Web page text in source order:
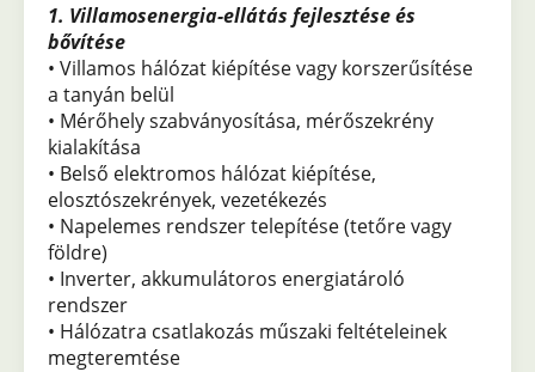
1. Villamosenergia-ellátás fejlesztése és
bővítése
• Villamos hálózat kiépítése vagy korszerűsítése
a tanyán belül
• Mérőhely szabványosítása, mérőszekrény
kialakítása
• Belső elektromos hálózat kiépítése,
elosztószekrények, vezetékezés
• Napelemes rendszer telepítése (tetőre vagy
földre)
• Inverter, akkumulátoros energiatároló
rendszer
• Hálózatra csatlakozás műszaki feltételeinek
megteremtése